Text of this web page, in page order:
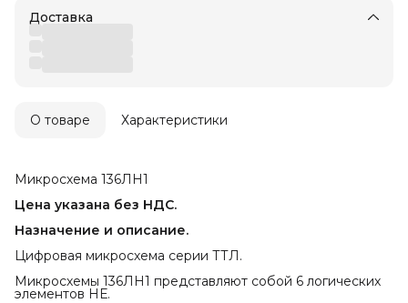
Доставка
О товаре Характеристики
Микросхема 136ЛН1
Цена указана без НДС.
Назначение и описание.
Цифровая микросхема серии ТТЛ.
Микросхемы 136ЛН1 представляют собой 6 логических
элементов НЕ.